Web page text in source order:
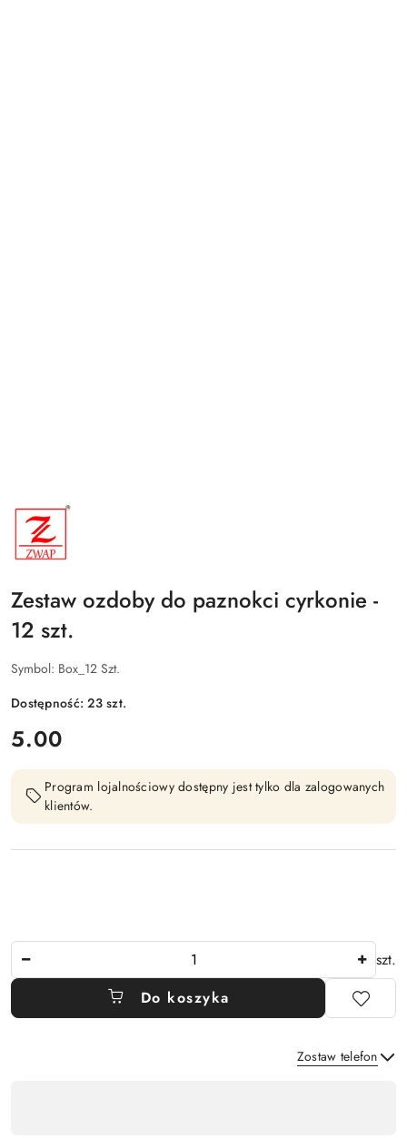
NAZWA
PRODUCENTA:
ZWAP
Zestaw ozdoby do paznokci cyrkonie -
12 szt.
Symbol: Box_12 Szt.
Dostępność:23szt.
cena:
5.00
Program lojalnościowy dostępny jest tylko dla zalogowanych
klientów.
szt.
Do koszyka
Zostaw telefon